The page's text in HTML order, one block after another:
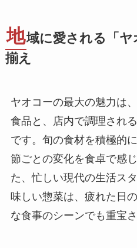
地域に愛される「
揃え
ヤオコーの最大の魅力は
食品と、店内で調理され
です。旬の食材を積極的
節ごとの変化を食卓で感
た、忙しい現代の生活ス
味しい惣菜は、疲れた日
な食事のシーンでも重宝さ